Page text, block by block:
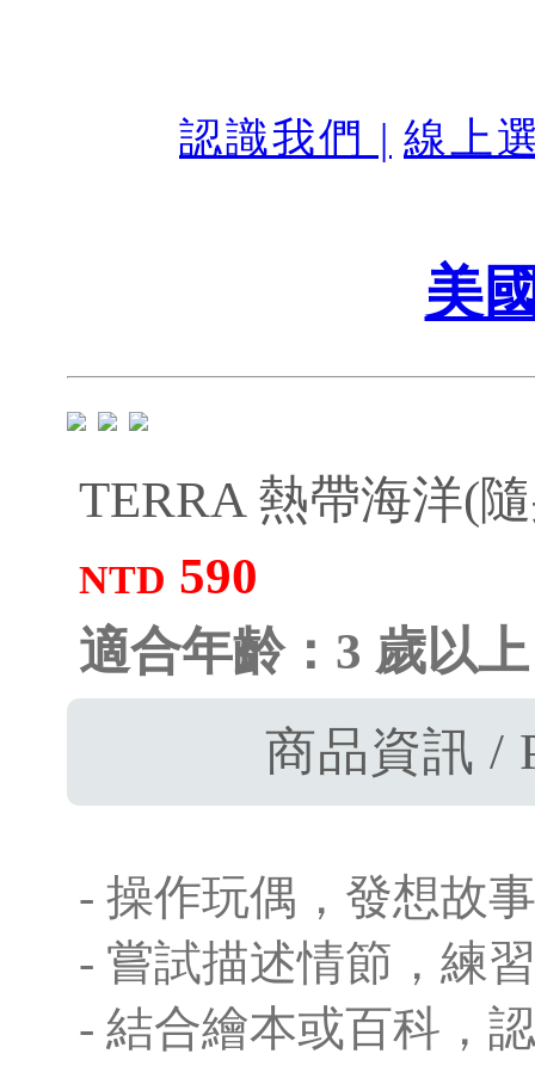
認識我們 | 線上
美
TERRA 熱帶海洋(
NTD 590
適合年齡：3 歲以上
商品資訊 /
- 操作玩偶，發想故
- 嘗試描述情節，練
- 結合繪本或百科，